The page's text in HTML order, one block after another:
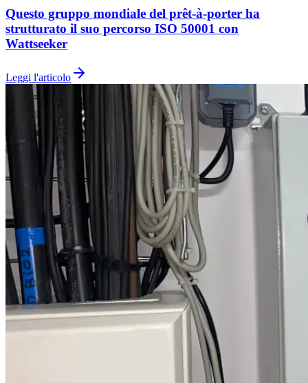
Questo gruppo mondiale del prêt-à-porter ha
strutturato il suo percorso ISO 50001 con
Wattseeker
Leggi l'articolo